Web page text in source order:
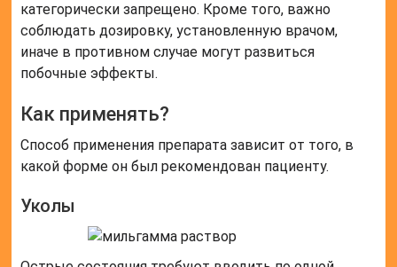
категорически запрещено. Кроме того, важно
соблюдать дозировку, установленную врачом,
иначе в противном случае могут развиться
побочные эффекты.
Как применять?
Способ применения препарата зависит от того, в
какой форме он был рекомендован пациенту.
Уколы